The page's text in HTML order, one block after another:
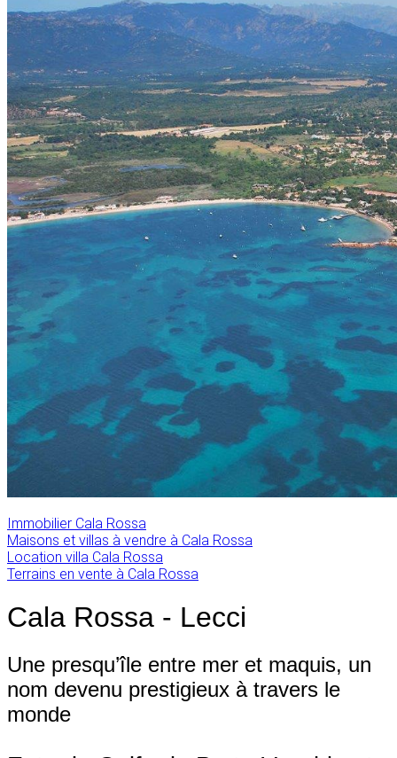
Immobilier Cala Rossa
Maisons et villas à vendre à Cala Rossa
Location villa Cala Rossa
Terrains en vente à Cala Rossa
Cala Rossa - Lecci
Une presqu’île entre mer et maquis, un
nom devenu prestigieux à travers le
monde